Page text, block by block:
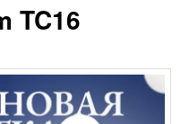
TC16